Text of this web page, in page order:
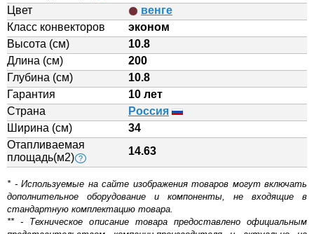
Цвет
венге
Класс конвекторов
эконом
Высота (см)
10.8
Длина (см)
200
Глубина (см)
10.8
Гарантия
10 лет
Страна
Россия
Ширина (см)
34
Отапливаемая
площадь(м2) ?
14.63
* - Используемые на сайте изображения товаров могут включать
дополнительное оборудование и компоненты, не входящие в
стандартную комплектацию товара.
** - Техническое описание товара предоставлено официальным